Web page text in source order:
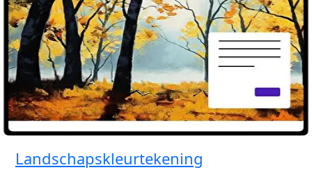
Landschapskleurtekening